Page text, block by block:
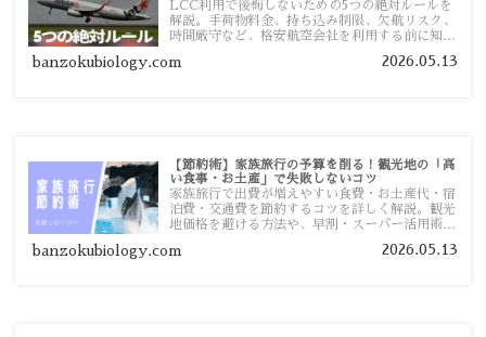
LCC利用で後悔しないための5つの絶対ルールを
解説。手荷物料金、持ち込み制限、欠航リスク、
時間厳守など、格安航空会社を利用する前に知っ
す。
banzokubiology.com 2026.05.13
【節約術】家族旅行の予算を削る！観光地の「高
い食事・お土産」で失敗しないコツ
家族旅行で出費が増えやすい食費・お土産代・宿
泊費・交通費を節約するコツを詳しく解説。観光
地価格を避ける方法や、早割・スーパー活用術、
banzokubiology.com 2026.05.13